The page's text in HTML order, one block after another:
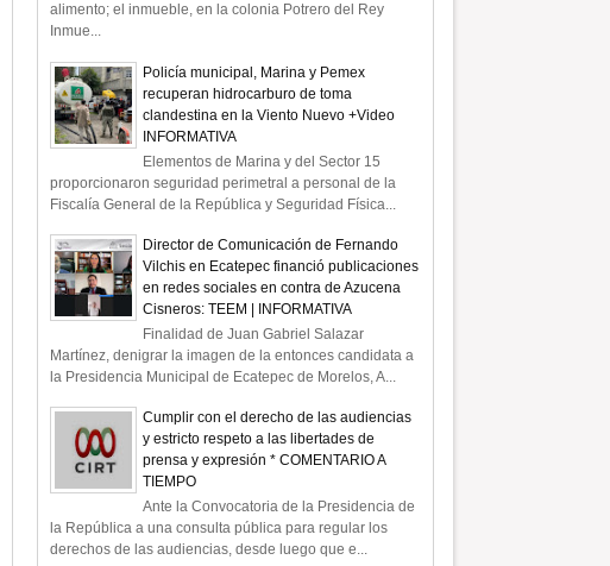
alimento; el inmueble, en la colonia Potrero del Rey
Inmue...
Policía municipal, Marina y Pemex
recuperan hidrocarburo de toma
clandestina en la Viento Nuevo +Video
INFORMATIVA
Elementos de Marina y del Sector 15
proporcionaron seguridad perimetral a personal de la
Fiscalía General de la República y Seguridad Física...
Director de Comunicación de Fernando
Vilchis en Ecatepec financió publicaciones
en redes sociales en contra de Azucena
Cisneros: TEEM | INFORMATIVA
Finalidad de Juan Gabriel Salazar
Martínez, denigrar la imagen de la entonces candidata a
la Presidencia Municipal de Ecatepec de Morelos, A...
Cumplir con el derecho de las audiencias
y estricto respeto a las libertades de
prensa y expresión * COMENTARIO A
TIEMPO
Ante la Convocatoria de la Presidencia de
la República a una consulta pública para regular los
derechos de las audiencias, desde luego que e...